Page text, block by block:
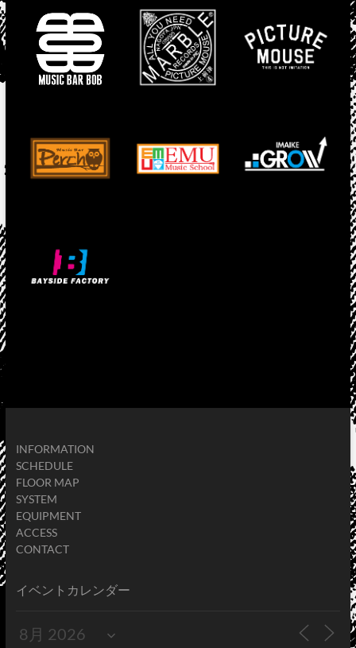
INFORMATION
SCHEDULE
FLOOR MAP
SYSTEM
EQUIPMENT
ACCESS
CONTACT
イベントカレンダー